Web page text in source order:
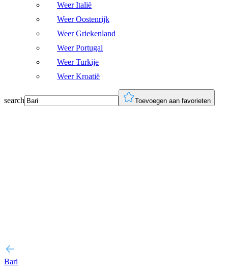
Weer Italië
Weer Oostenrijk
Weer Griekenland
Weer Portugal
Weer Turkije
Weer Kroatië
search Toevoegen aan favorieten
Bari